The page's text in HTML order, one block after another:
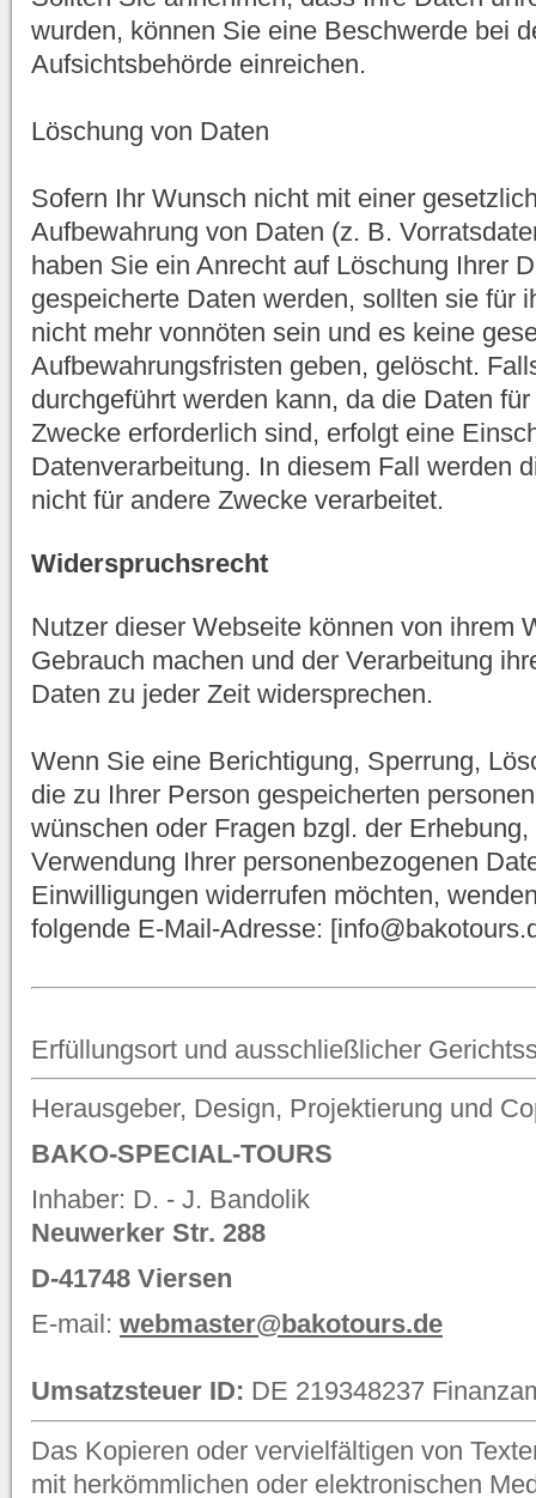
wurden, können Sie eine Beschwerde bei
Aufsichtsbehörde einreichen.
Löschung von Daten
Sofern Ihr Wunsch nicht mit einer
Aufbewahrung von Daten (z. B.
haben Sie ein Anrecht auf Löschung Ihrer
gespeicherte Daten werden, sollten sie für
nicht mehr vonnöten sein und es keine
Aufbewahrungsfristen geben, gelöscht.
durchgeführt werden kann, da die Daten
Zwecke erforderlich sind, erfolgt eine
Datenverarbeitung. In diesem Fall werden
nicht für andere Zwecke verarbeitet.
Widerspruchsrecht
Nutzer dieser Webseite können von ihrem
Gebrauch machen und der Verarbeitung
Daten zu jeder Zeit widersprechen.
Wenn Sie eine Berichtigung, Sperrung,
die zu Ihrer Person gespeicherten
wünschen oder Fragen bzgl. der
Verwendung Ihrer personenbezogenen
Einwilligungen widerrufen möchten,
folgende E-Mail-Adresse:
Erfüllungsort und ausschließlicher
Herausgeber, Design, Projektierung und
BAKO-SPECIAL-TOURS
Inhaber: D. - J. Bandolik
Neuwerker Str. 288
D-41748 Viersen
E-mail: webmaster@bakotours.de
Umsatzsteuer ID: DE 219348237
Das Kopieren oder vervielfältigen von
mit herkömmlichen oder elektronischen